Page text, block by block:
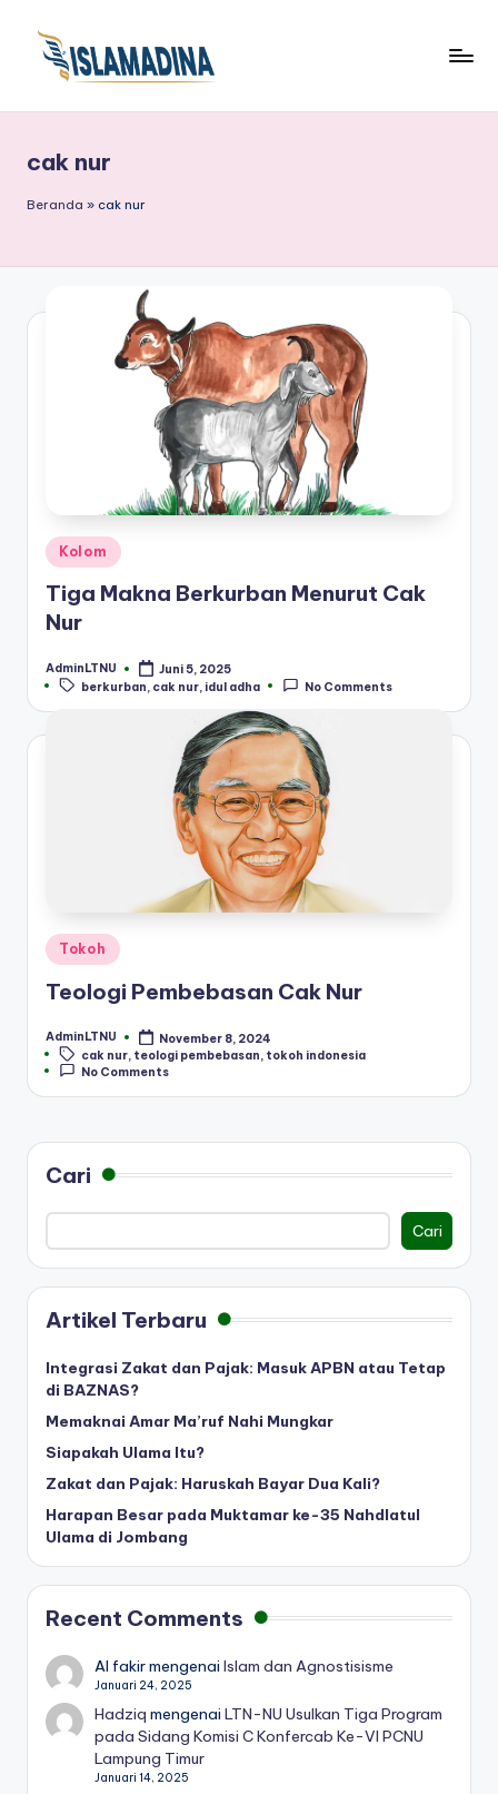
cak nur
Beranda » cak nur
Posted
in
Kolom
Tiga Makna Berkurban Menurut Cak
Nur
Posted
by
AdminLTNU Juni 5, 2025
Tags:
berkurban cak nur idul adha No Comments
Posted
in
Tokoh
Teologi Pembebasan Cak Nur
Posted
by
AdminLTNU
November 8, 2024
Tags:cak nur, teologi pembebasan, tokoh indonesia
No Comments
Cari
Cari
Artikel Terbaru
Integrasi Zakat dan Pajak: Masuk APBN atau Tetap
di BAZNAS?
Memaknai Amar Ma’ruf Nahi Mungkar
Siapakah Ulama Itu?
Zakat dan Pajak: Haruskah Bayar Dua Kali?
Harapan Besar pada Muktamar ke-35 Nahdlatul
Ulama di Jombang
Recent Comments
Al fakirmengenaiIslam dan Agnostisisme
Januari 24, 2025
Hadziq mengenaiLTN-NU Usulkan Tiga Program
pada Sidang Komisi C Konfercab Ke-VI PCNU
Lampung Timur
Januari 14, 2025